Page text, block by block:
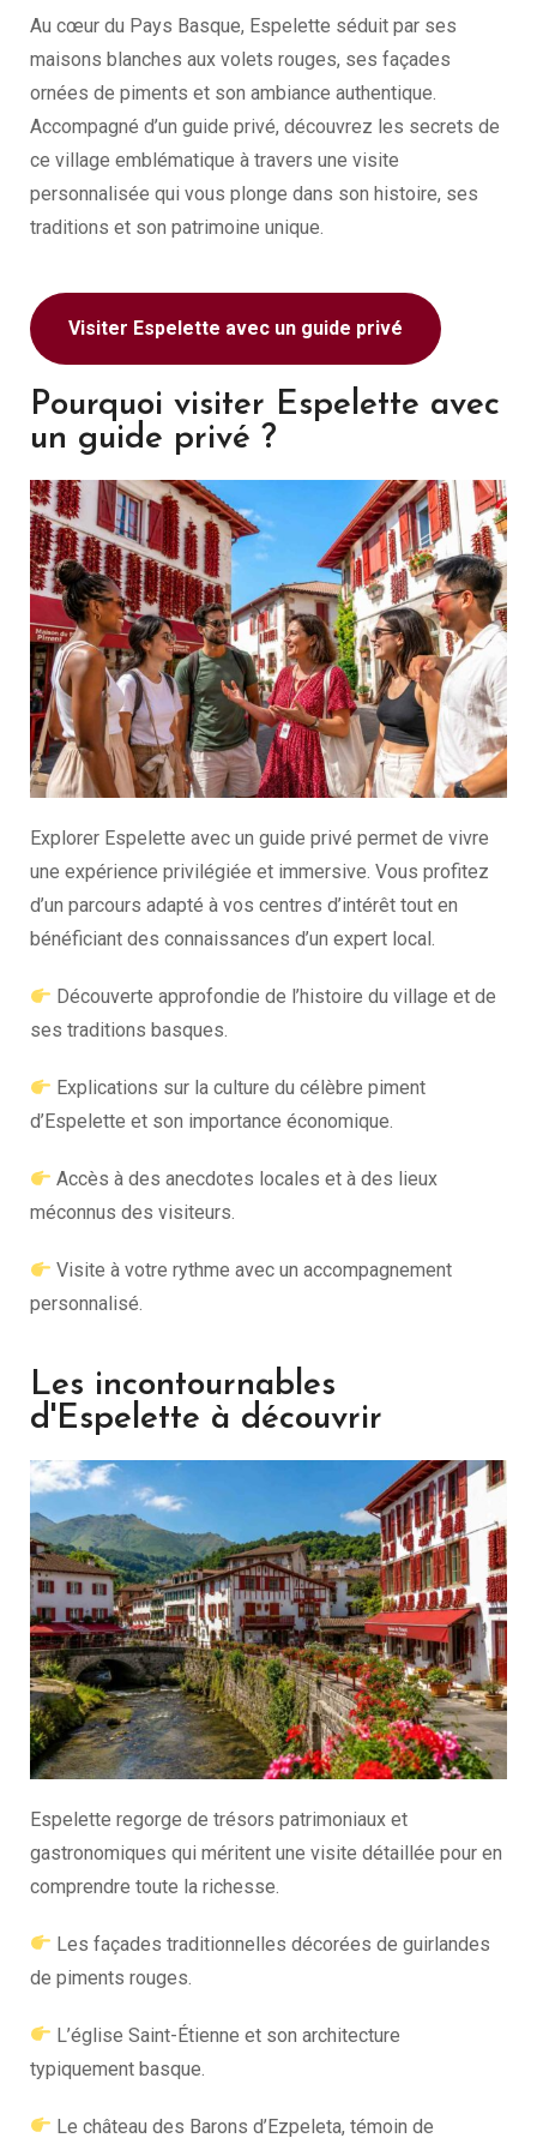
Au cœur du Pays Basque, Espelette séduit par ses
maisons blanches aux volets rouges, ses façades
ornées de piments et son ambiance authentique.
Accompagné d’un guide privé, découvrez les secrets de
ce village emblématique à travers une visite
personnalisée qui vous plonge dans son histoire, ses
traditions et son patrimoine unique.
Visiter Espelette avec un guide privé
Pourquoi visiter Espelette avec
un guide privé ?
Explorer Espelette avec un guide privé permet de vivre
une expérience privilégiée et immersive. Vous profitez
d’un parcours adapté à vos centres d’intérêt tout en
bénéficiant des connaissances d’un expert local.
Découverte approfondie de l’histoire du village et de
ses traditions basques.
Explications sur la culture du célèbre piment
d’Espelette et son importance économique.
Accès à des anecdotes locales et à des lieux
méconnus des visiteurs.
Visite à votre rythme avec un accompagnement
personnalisé.
Les incontournables
d'Espelette à découvrir
Espelette regorge de trésors patrimoniaux et
gastronomiques qui méritent une visite détaillée pour en
comprendre toute la richesse.
Les façades traditionnelles décorées de guirlandes
de piments rouges.
L’église Saint-Étienne et son architecture
typiquement basque.
Le château des Barons d’Ezpeleta, témoin de